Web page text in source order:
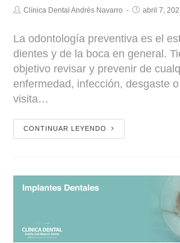
Clínica Dental Andrés Navarro abril 7,
La odontología preventiva es el
dientes y de la boca en general.
objetivo revisar y prevenir de
enfermedad, infección, desgaste
visita…
CONTINUAR LEYENDO